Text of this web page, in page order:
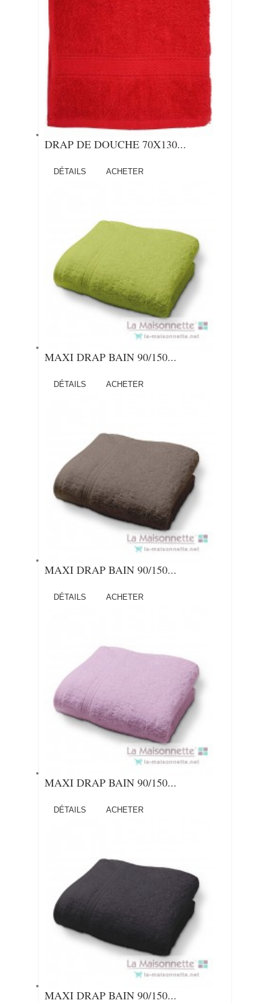
DRAP DE DOUCHE 70X130...
DÉTAILS ACHETER
MAXI DRAP BAIN 90/150...
DÉTAILS ACHETER
MAXI DRAP BAIN 90/150...
DÉTAILS ACHETER
MAXI DRAP BAIN 90/150...
DÉTAILS ACHETER
MAXI DRAP BAIN 90/150...